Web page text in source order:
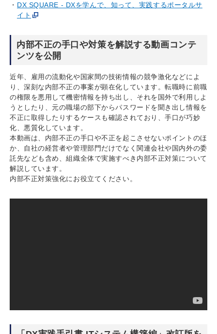
DX SQUARE - DXを学んで、知って、実践するポータルサ
イト
内部不正の手口や対策を解説する動画コンテ
ンツを公開
近年、雇用の流動化や国家間の技術情報の競争激化などによ
り、深刻な内部不正の事案が顕在化しています。転職時に前職
の権限を悪用して機密情報を持ち出し、それを国外で利用しよ
うとしたり、元の職場の部下からパスワードを聞き出し情報を
不正に取得したりするケースも確認されており、手口が巧妙
化、悪質化しています。
本動画は、内部不正の手口や不正を起こさせないポイントのほ
か、自社の経営者や管理部門だけでなく関連会社や国内外の委
託先なども含め、組織全体で実施すべき内部不正対策について
解説しています。
内部不正対策強化にお役立てください。